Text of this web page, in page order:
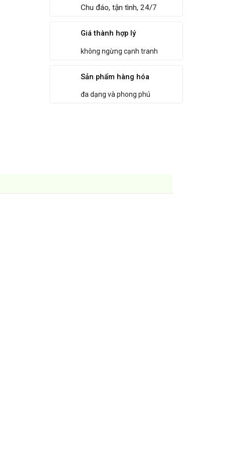
Chu đáo, tận tình, 24/7
Giá thành hợp lý
không ngừng cạnh tranh
Sản phẩm hàng hóa
đa dạng và phong phú